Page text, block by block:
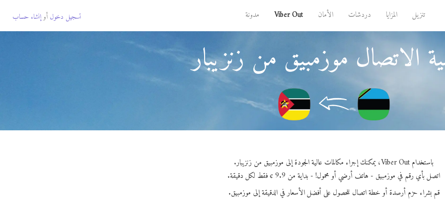
تنزيل المزايا دردشات الأمان Viber Out مدونة تسجيل دخول أوإنشاء حساب
الاتصال موزمبيق من زنزيبار
باستخدام Viber Out، يمكنك إجراء مكالمات عالية الجودة إلى موزمبيق من زنزيبار.
اتصل بأي رقم في موزمبيق - هاتف أرضي أو محمول! - بداية من 9.9 ¢ فقط لكل دقيقة.
قم بشراء حزم أرصدة أو خطة اتصال للحصول على أفضل الأسعار في الدقيقة إلى موزمبيق.